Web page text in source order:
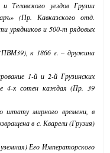
Телавского уездов Грузии
(Пр. Кавказского отд.
урядников и 500-т рядовых
к 1866 г. – дружина
1-й и 2-й Грузинских
4-х сотен каждая (Пр. 39
штату мирного времени, в
в с. Кварели (Грузия)
Его Императорского